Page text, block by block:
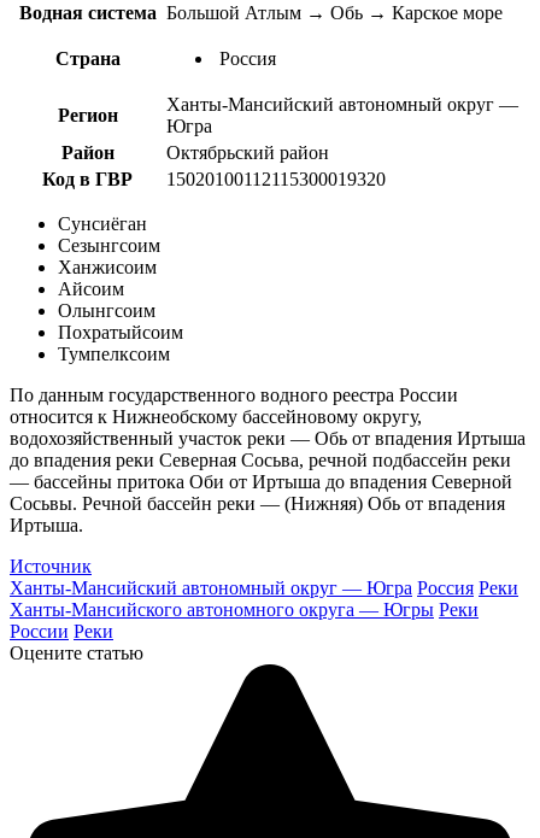
Водная система Большой Атлым → Обь → Карское море
Страна Россия
Регион
Ханты-Мансийский автономный округ —
Югра
Район
Октябрьский район
Код в ГВР
15020100112115300019320
Сунсиёган
Сезынгсоим
Ханжисоим
Айсоим
Олынгсоим
Похратыйсоим
Тумпелксоим
По данным государственного водного реестра России
относится к Нижнеобскому бассейновому округу,
водохозяйственный участок реки — Обь от впадения Иртыша
до впадения реки Северная Сосьва, речной подбассейн реки
— бассейны притока Оби от Иртыша до впадения Северной
Сосьвы. Речной бассейн реки — (Нижняя) Обь от впадения
Иртыша.
Источник
Ханты-Мансийский автономный округ — Югра Россия Реки
Ханты-Мансийского автономного округа — Югры Реки
России Реки
Оцените статью